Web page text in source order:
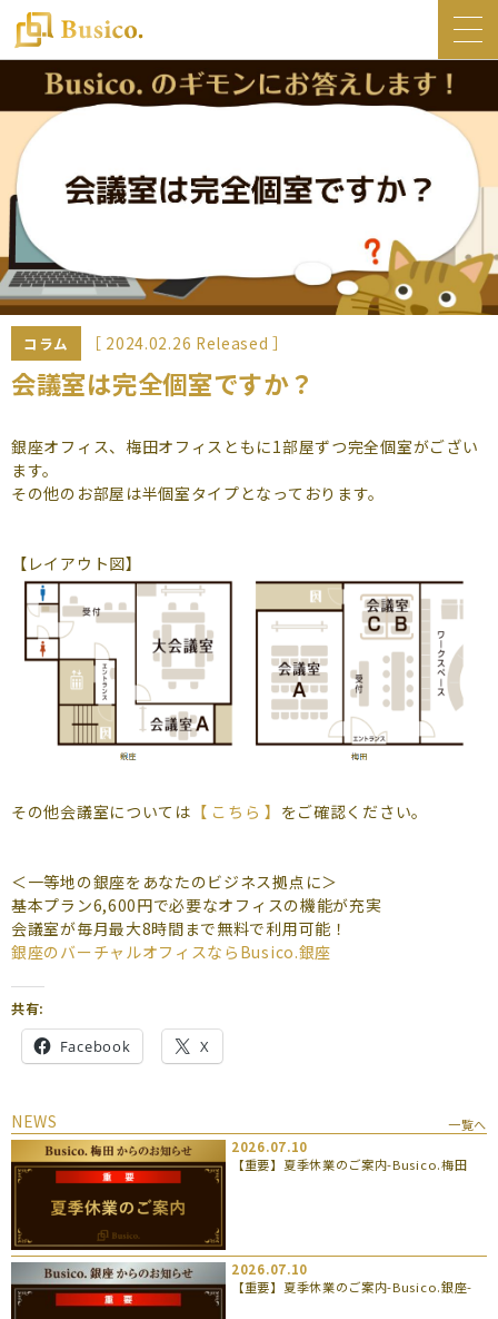
トップ
Busico.について
Busico.銀座
料金・サービス
お知らせ
NEWS
Busico.通信
よくあるご質問
お申し込み お問い合わせ
コラム ［ 2024.02.26 Released ］
会議室は完全個室ですか？
銀座オフィス、梅田オフィスともに1部屋ずつ完全個室がござい
ます。
その他のお部屋は半個室タイプとなっております。
【レイアウト図】
その他会議室については 【 こちら 】 をご確認ください。
＜一等地の銀座をあなたのビジネス拠点に＞
基本プラン6,600円で必要なオフィスの機能が充実
会議室が毎月最大8時間まで無料で利用可能！
銀座のバーチャルオフィスならBusico.銀座
共有:
Facebook X
NEWS
一覧へ
2026.07.10
【重要】夏季休業のご案内-Busico.梅田
2026.07.10
【重要】夏季休業のご案内-Busico.銀座-